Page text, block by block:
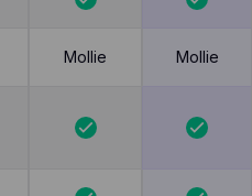
Mollie Mollie